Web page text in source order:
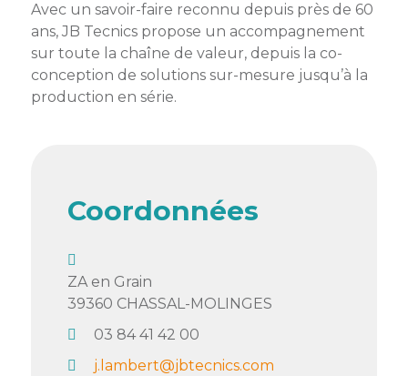
intermédiaires
AEPV
au
féminin
Defi
entreprises
de
l’industrie
de
l’adhérent
Services
Offres
privilèges
Proposer
une
Avec un savoir-faire reconnu depuis près de 60
ans, JB Tecnics propose un accompagnement
sur toute la chaîne de valeur, depuis la co-
conception de solutions sur-mesure jusqu’à la
production en série.
Coordonnées
ZA en Grain
39360 CHASSAL-MOLINGES
03 84 41 42 00
j.lambert@jbtecnics.com